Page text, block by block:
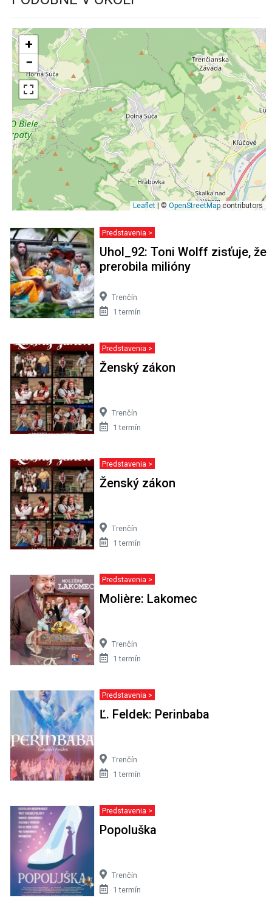
+
−
Leaflet | © OpenStreetMapcontributors
Predstavenia >
Uhol_92: Toni Wolff zisťuje, že
prerobila milióny
Trenčín
1 termín
Predstavenia >
Ženský zákon
Trenčín
1 termín
Predstavenia >
Ženský zákon
Trenčín
1 termín
Predstavenia >
Molière: Lakomec
Trenčín
1 termín
Predstavenia >
Ľ. Feldek: Perinbaba
Trenčín
1 termín
Predstavenia >
Popoluška
Trenčín
1 termín